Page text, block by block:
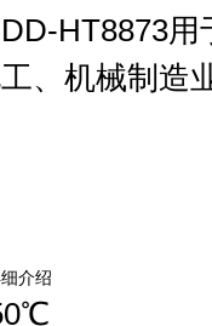
HT8873
、机械制造
介绍